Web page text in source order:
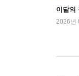
이달의
2026년